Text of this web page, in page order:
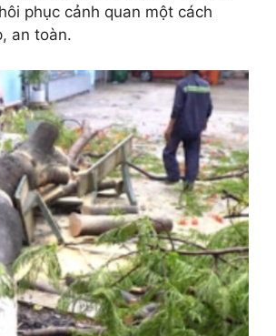
phục cảnh quan một cách
an toàn.